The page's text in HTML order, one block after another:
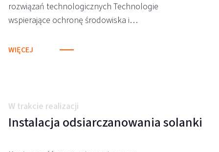
rozwiązań technologicznych Technologie
wspierające ochronę środowiska i…
WIĘCEJ
W trakcie realizacji
Instalacja odsiarczanowania solanki